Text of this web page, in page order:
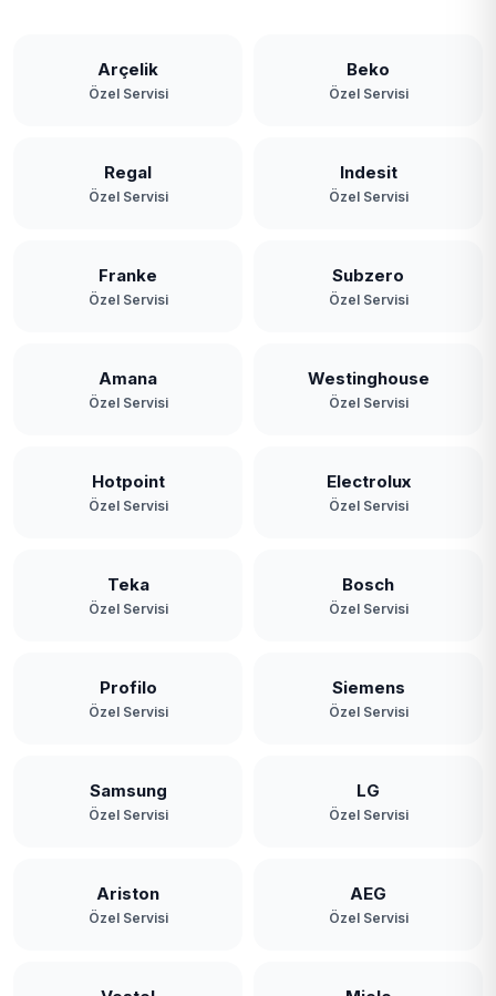
Arçelik
Özel Servisi
Beko
Özel Servisi
Regal
Özel Servisi
Indesit
Özel Servisi
Franke
Özel Servisi
Subzero
Özel Servisi
Amana
Özel Servisi
Westinghouse
Özel Servisi
Hotpoint
Özel Servisi
Electrolux
Özel Servisi
Teka
Özel Servisi
Bosch
Özel Servisi
Profilo
Özel Servisi
Siemens
Özel Servisi
Samsung
Özel Servisi
LG
Özel Servisi
Ariston
Özel Servisi
AEG
Özel Servisi